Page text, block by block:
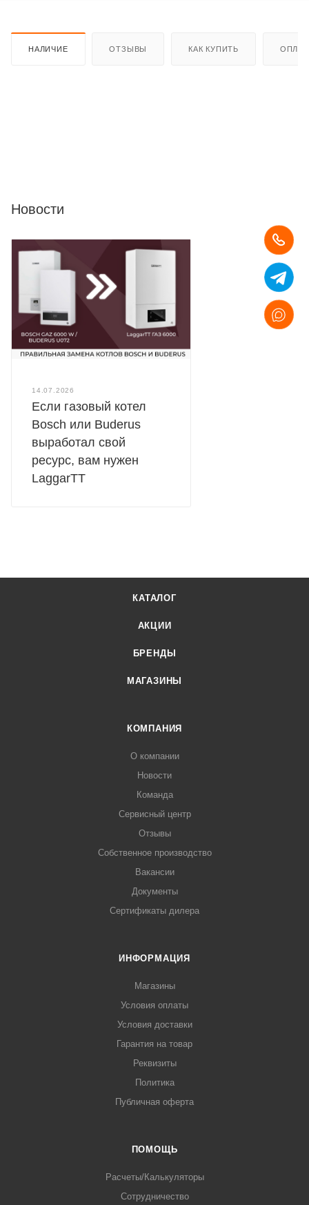
НАЛИЧИЕ ОТЗЫВЫ КАК КУПИТЬ
Новости
14.07.2026
Если газовый котел
Bosch или Buderus
выработал свой
ресурс, вам нужен
LaggarTT
КАТАЛОГ
АКЦИИ
БРЕНДЫ
МАГАЗИНЫ
КОМПАНИЯ
О компании
Новости
Команда
Сервисный центр
Отзывы
Собственное производство
Вакансии
Документы
Сертификаты дилера
ИНФОРМАЦИЯ
Магазины
Условия оплаты
Условия доставки
Гарантия на товар
Реквизиты
Политика
Публичная оферта
ПОМОЩЬ
Расчеты/Калькуляторы
Сотрудничество